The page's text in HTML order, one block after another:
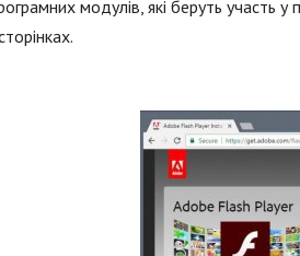
модулів, які беруть участь